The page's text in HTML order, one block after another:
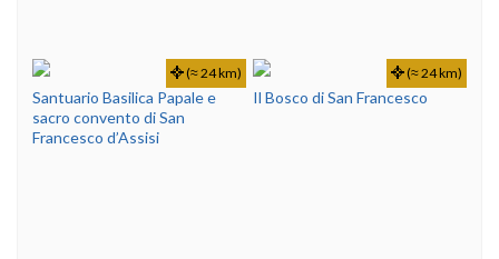
Santuario Basilica Papale e
sacro convento di San
Francesco d’Assisi
(≈ 24 km)
Il Bosco di San Francesco
(≈ 24 km)